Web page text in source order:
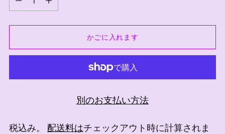
かごに入れます
別のお支払い方法
税込み。 配送料はチェックアウト時に計算されま